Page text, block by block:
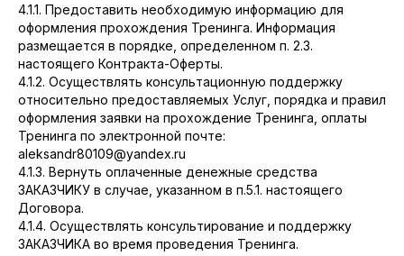
4.1.1. Предоставить необходимую информацию для
оформления прохождения Тренинга. Информация
размещается в порядке, определенном п. 2.3.
настоящего Контракта-Оферты.
4.1.2. Осуществлять консультационную поддержку
относительно предоставляемых Услуг, порядка и правил
оформления заявки на прохождение Тренинга, оплаты
Тренинга по электронной почте:
aleksandr80109@yandex.ru
4.1.3. Вернуть оплаченные денежные средства
ЗАКАЗЧИКУ в случае, указанном в п.5.1. настоящего
Договора.
4.1.4. Осуществлять консультирование и поддержку
ЗАКАЗЧИКА во время проведения Тренинга.